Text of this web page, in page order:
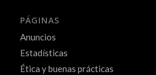
PÁGINAS
Anuncios
Estadísticas
Ética y buenas prácticas